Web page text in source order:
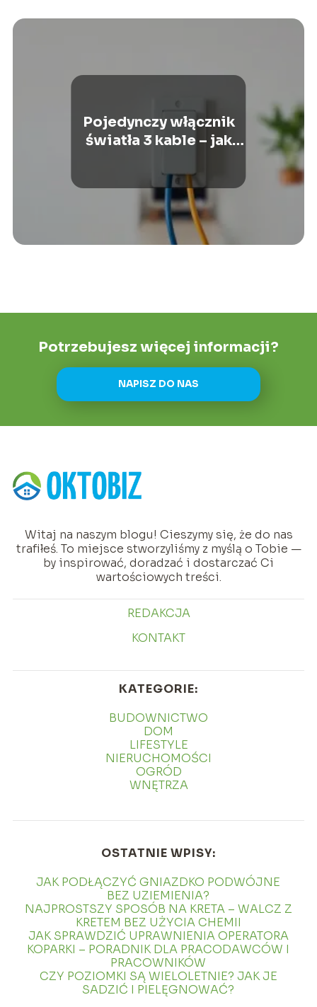
Pojedynczy włącznik
światła 3 kable – jak
Potrzebujesz więcej informacji?
NAPISZ DO NAS
Witaj na naszym blogu! Cieszymy się, że do nas
trafiłeś. To miejsce stworzyliśmy z myślą o Tobie —
by inspirować, doradzać i dostarczać Ci
wartościowych treści.
REDAKCJA
KONTAKT
KATEGORIE:
BUDOWNICTWO
DOM
LIFESTYLE
NIERUCHOMOŚCI
OGRÓD
WNĘTRZA
OSTATNIE WPISY:
JAK PODŁĄCZYĆ GNIAZDKO PODWÓJNE
BEZ UZIEMIENIA?
NAJPROSTSZY SPOSÓB NA KRETA – WALCZ Z
KRETEM BEZ UŻYCIA CHEMII
JAK SPRAWDZIĆ UPRAWNIENIA OPERATORA
KOPARKI – PORADNIK DLA PRACODAWCÓW I
PRACOWNIKÓW
CZY POZIOMKI SĄ WIELOLETNIE? JAK JE
SADZIĆ I PIELĘGNOWAĆ?